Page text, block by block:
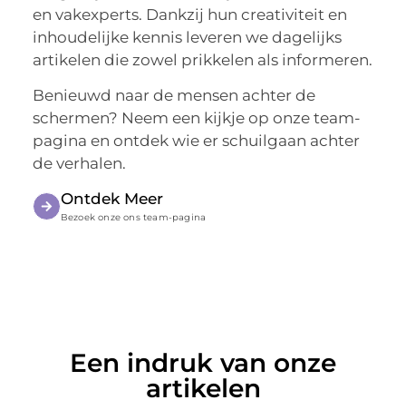
en vakexperts. Dankzij hun creativiteit en
inhoudelijke kennis leveren we dagelijks
artikelen die zowel prikkelen als informeren.
Benieuwd naar de mensen achter de
schermen? Neem een kijkje op onze team-
pagina en ontdek wie er schuilgaan achter
de verhalen.
Ontdek Meer
Bezoek onze ons team-pagina
Een indruk van onze
artikelen